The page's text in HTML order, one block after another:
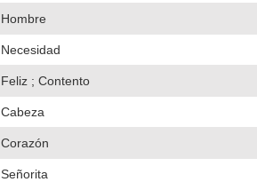
Hombre
Necesidad
Feliz ; Contento
Cabeza
Corazón
Señorita